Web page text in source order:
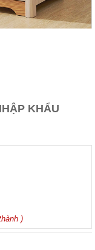
KHẨU
)